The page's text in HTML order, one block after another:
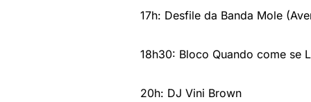
17h: Desfile da Banda Mole
18h30: Bloco Quando come se
20h: DJ Vini Brown